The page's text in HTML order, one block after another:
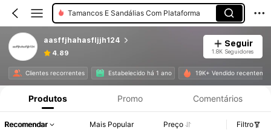
Tamancos E Sandálias Com Plataforma
aasffjhahasfljjh124
4.89
Seguir
1.8K Seguidores
Clientes recorrentes Estabelecido há 1 ano 19K+ Vendido
Produtos Promo Comentários
Recomendar Mais Popular Preço
Filtro